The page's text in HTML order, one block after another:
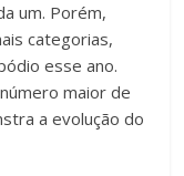
um. Porém,
categorias,
esse ano.
maior de
a evolução do